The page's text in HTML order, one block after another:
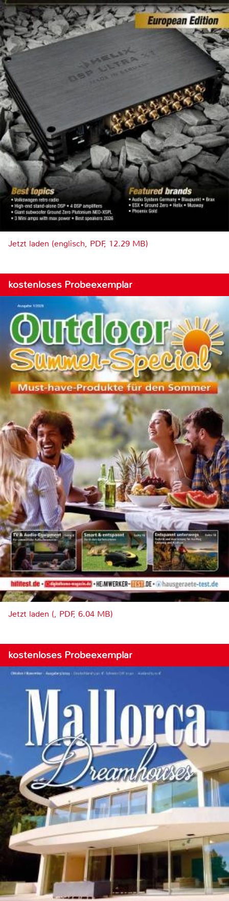
Jetzt laden (englisch, PDF, 12.29 MB)
kostenloses Probeexemplar
Jetzt laden (, PDF, 6.04 MB)
kostenloses Probeexemplar